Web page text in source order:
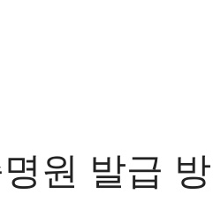
원 발급